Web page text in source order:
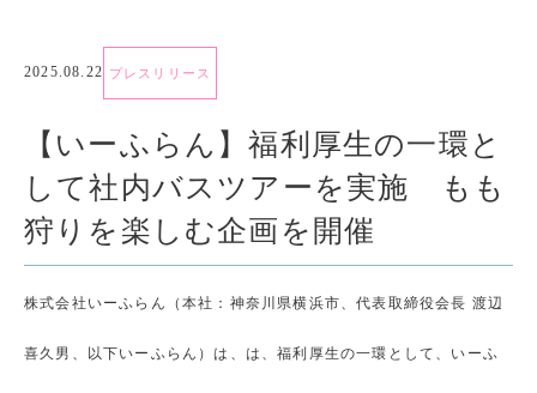
2025.08.22 プレスリリース
【いーふらん】福利厚生の一環と
して社内バスツアーを実施 もも
狩りを楽しむ企画を開催
株式会社いーふらん（本社：神奈川県横浜市、代表取締役会長 渡辺
喜久男、以下いーふらん）は、は、福利厚生の一環として、いーふ